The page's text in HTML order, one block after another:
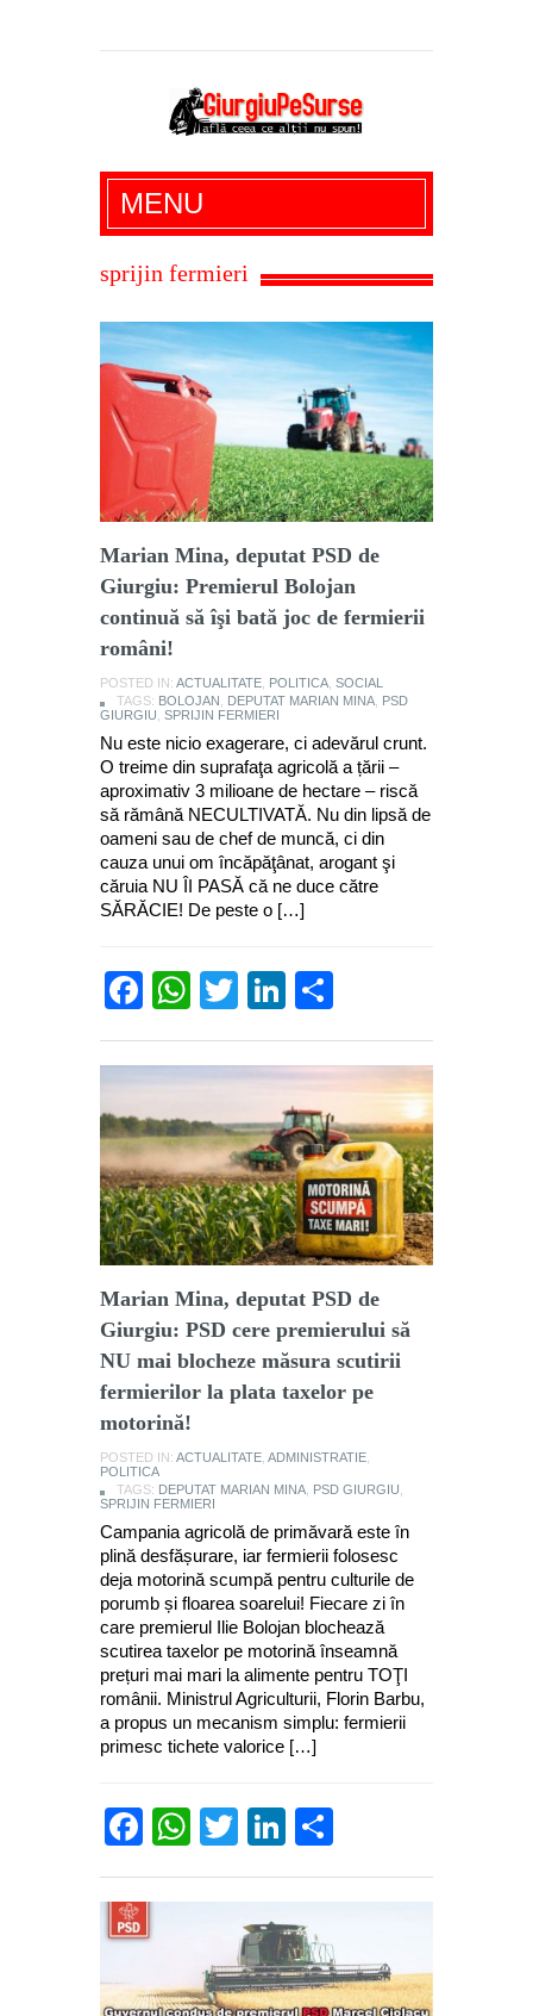
Giurgiu Pe Surse – actualitate giurgiu,
administratie giurgiu, stiri politice, social
economic, editoriale giurgiu, dezvaluiri,
MENU
sprijin fermieri
Marian Mina, deputat PSD de
Giurgiu: Premierul Bolojan
continuă să îşi bată joc de fermierii
români!
POSTED IN: ACTUALITATE POLITICA SOCIAL
TAGS: BOLOJAN DEPUTAT MARIAN MINA PSD
GIURGIU SPRIJIN FERMIERI
Nu este nicio exagerare, ci adevărul crunt.
O treime din suprafaţa agricolă a țării –
aproximativ 3 milioane de hectare – riscă
să rămână NECULTIVATĂ. Nu din lipsă de
oameni sau de chef de muncă, ci din
cauza unui om încăpăţânat, arogant şi
căruia NU ÎI PASĂ că ne duce către
SĂRĂCIE! De peste o […]
Facebook
WhatsApp
TwitterLinkedIn
Marian Mina, deputat PSD de
Giurgiu: PSD cere premierului să
NU mai blocheze măsura scutirii
fermierilor la plata taxelor pe
motorină!
POSTED IN: ACTUALITATE ADMINISTRATIE
POLITICA
TAGS: DEPUTAT MARIAN MINA PSD GIURGIU
SPRIJIN FERMIERI
Campania agricolă de primăvară este în
plină desfășurare, iar fermierii folosesc
deja motorină scumpă pentru culturile de
porumb și floarea soarelui! Fiecare zi în
care premierul Ilie Bolojan blochează
scutirea taxelor pe motorină înseamnă
prețuri mai mari la alimente pentru TOŢI
românii. Ministrul Agriculturii, Florin Barbu,
a propus un mecanism simplu: fermierii
primesc tichete valorice […]
Facebook
WhatsApp
TwitterLinkedIn